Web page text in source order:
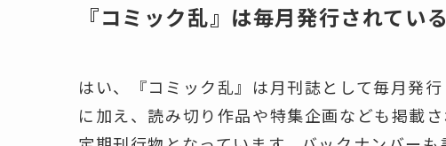
『コミック乱』は毎月発行されてい
はい、『コミック乱』は月刊誌として毎月発
に加え、読み切り作品や特集企画なども掲載